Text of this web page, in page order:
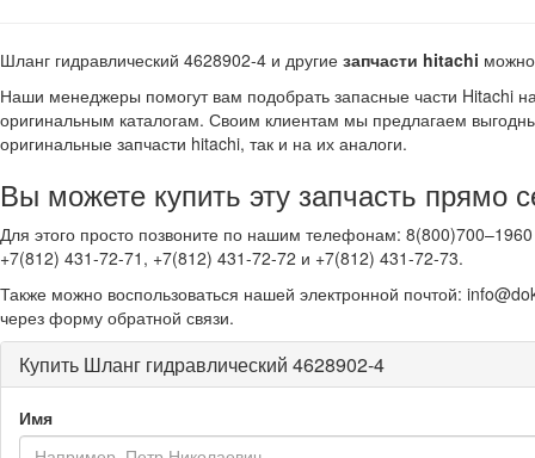
Шланг гидравлический 4628902-4 и другие запчасти hitachi
Наши менеджеры помогут вам подобрать запасные части Hitachi
оригинальным каталогам. Своим клиентам мы предлагаем
оригинальные запчасти hitachi, так и на их аналоги.
Вы можете купить эту запчасть прямо
Для этого просто позвоните по нашим телефонам:
+7(812) 431-72-71, +7(812) 431-72-72 и +7(812) 431-72-73.
Также можно воспользоваться нашей электронной почтой:
через форму обратной связи.
Купить Шланг гидравлический 4628902-4
Имя